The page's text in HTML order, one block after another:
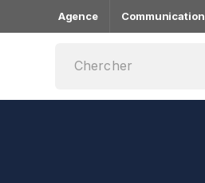
Agence Communication